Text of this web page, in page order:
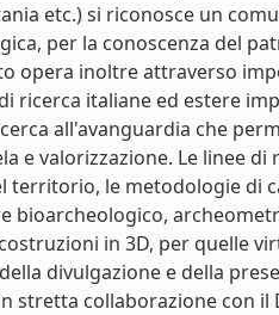
etc.) si riconosce un
per la conoscenza del
opera inoltre attraverso
ricerca italiane ed estere
all'avanguardia che
e valorizzazione. Le linee
territorio, le metodologie di
bioarcheologico,
in 3D, per quelle
divulgazione e della
stretta collaborazione con